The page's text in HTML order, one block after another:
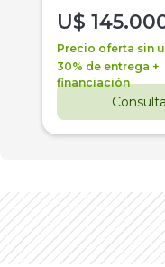
U$
Precio oferta sin
30% de entrega +
financiación